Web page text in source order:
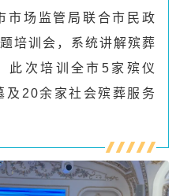
市场监管局联合市民政
培训会，系统讲解殡葬
此次培训全市5家殡仪
及20余家社会殡葬服务